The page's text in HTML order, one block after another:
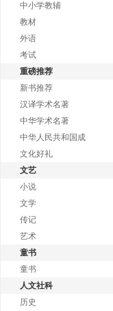
中小学教辅
教材
外语
考试
重磅推荐
新书推荐
汉译学术名著
中华学术名著
中华人民共和国成
文化好礼
文艺
小说
文学
传记
艺术
童书
童书
人文社科
历史